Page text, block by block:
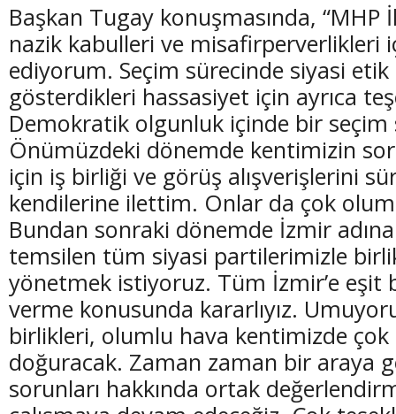
Başkan Tugay konuşmasında, “MHP İl
nazik kabulleri ve misafirperverlikleri
ediyorum. Seçim sürecinde siyasi etik
gösterdikleri hassasiyet için ayrıca
Demokratik olgunluk içinde bir seçim
Önümüzdeki dönemde kentimizin
için iş birliği ve görüş alışverişlerini
kendilerine ilettim. Onlar da çok
Bundan sonraki dönemde İzmir
temsilen tüm siyasi partilerimizle
yönetmek istiyoruz. Tüm İzmir’e eşit
verme konusunda kararlıyız.
birlikleri, olumlu hava kentimizde
doğuracak. Zaman zaman bir araya
sorunları hakkında ortak
(20 Şubat - 20 Mart)
Balık Burcunun 10.08.2026 Günlük Yorumu
(21 Mart - 20
Koç